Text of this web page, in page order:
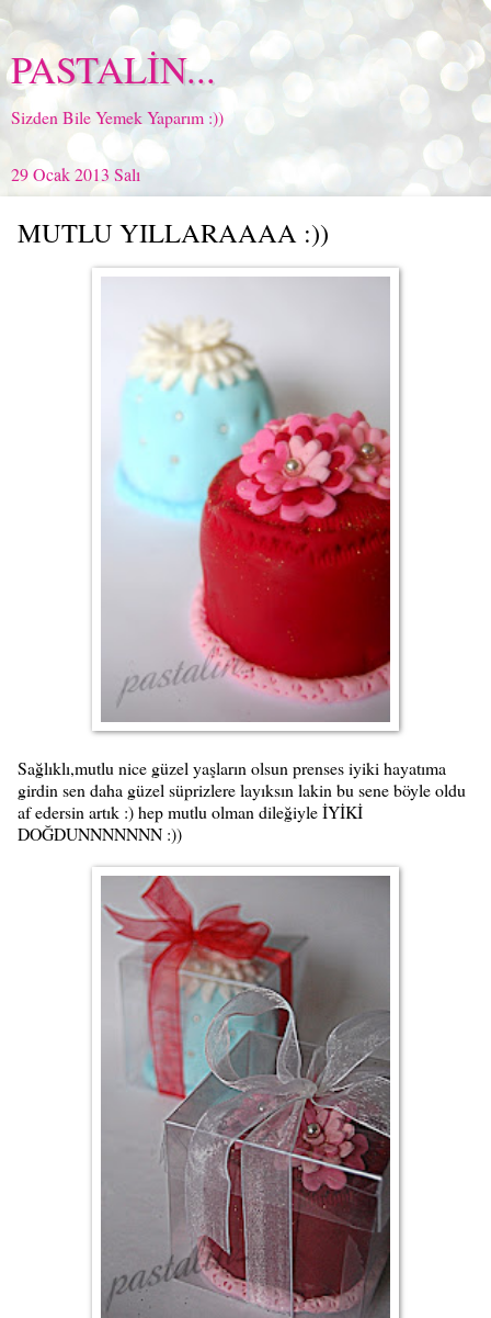
PASTALİN...
Sizden Bile Yemek Yaparım :))
29 Ocak 2013 Salı
MUTLU YILLARAAAA :))
Sağlıklı,mutlu nice güzel yaşların olsun prenses iyiki hayatıma
girdin sen daha güzel süprizlere layıksın lakin bu sene böyle oldu
af edersin artık :) hep mutlu olman dileğiyle İYİKİ
DOĞDUNNNNNNN :))